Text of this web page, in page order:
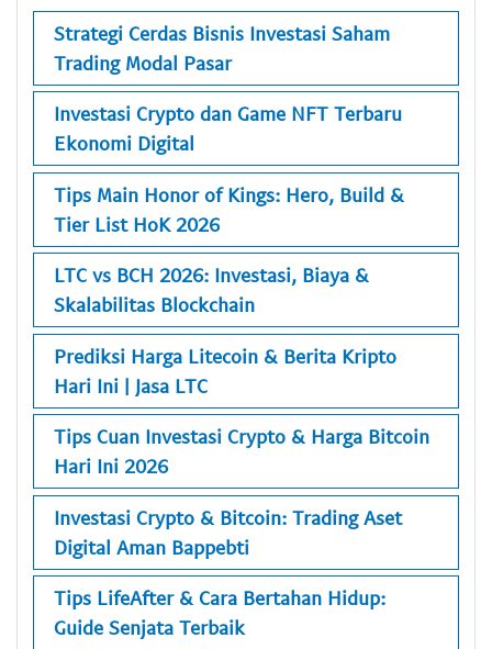
Strategi Cerdas Bisnis Investasi Saham
Trading Modal Pasar
Investasi Crypto dan Game NFT Terbaru
Ekonomi Digital
Tips Main Honor of Kings: Hero, Build &
Tier List HoK 2026
LTC vs BCH 2026: Investasi, Biaya &
Skalabilitas Blockchain
Prediksi Harga Litecoin & Berita Kripto
Hari Ini | Jasa LTC
Tips Cuan Investasi Crypto & Harga Bitcoin
Hari Ini 2026
Investasi Crypto & Bitcoin: Trading Aset
Digital Aman Bappebti
Tips LifeAfter & Cara Bertahan Hidup:
Guide Senjata Terbaik